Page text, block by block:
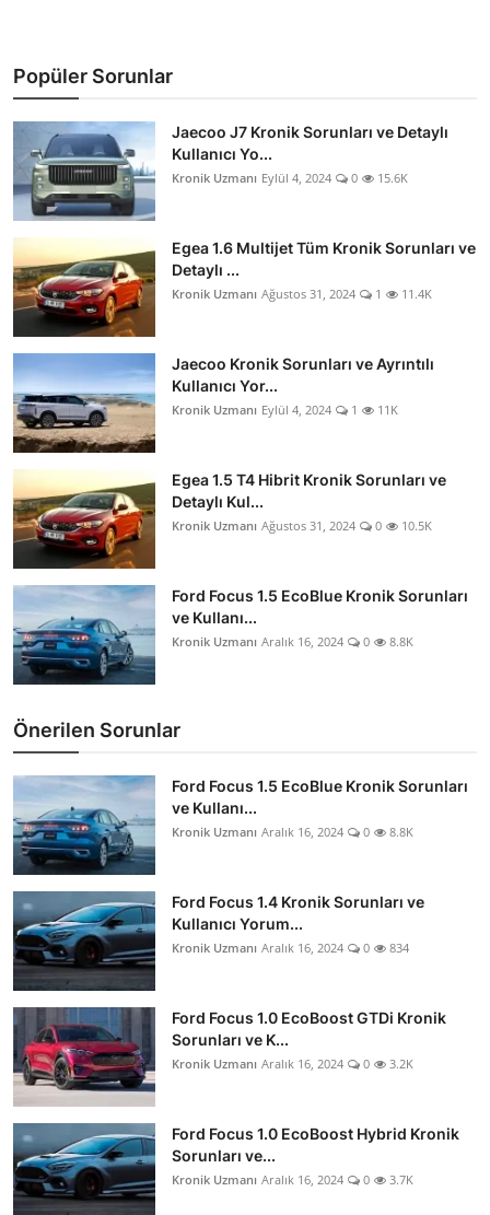
Popüler Sorunlar
Jaecoo J7 Kronik Sorunları ve Detaylı
Kullanıcı Yo...
Kronik Uzmanı Eylül 4, 2024 0 15.6K
Egea 1.6 Multijet Tüm Kronik Sorunları ve
Detaylı ...
Kronik Uzmanı Ağustos 31, 2024 1 11.4K
Jaecoo Kronik Sorunları ve Ayrıntılı
Kullanıcı Yor...
Kronik Uzmanı Eylül 4, 2024 1 11K
Egea 1.5 T4 Hibrit Kronik Sorunları ve
Detaylı Kul...
Kronik Uzmanı Ağustos 31, 2024 0 10.5K
Ford Focus 1.5 EcoBlue Kronik Sorunları
ve Kullanı...
Kronik Uzmanı Aralık 16, 2024 0 8.8K
Önerilen Sorunlar
Ford Focus 1.5 EcoBlue Kronik Sorunları
ve Kullanı...
Kronik Uzmanı Aralık 16, 2024 0 8.8K
Ford Focus 1.4 Kronik Sorunları ve
Kullanıcı Yorum...
Kronik Uzmanı Aralık 16, 2024 0 834
Ford Focus 1.0 EcoBoost GTDi Kronik
Sorunları ve K...
Kronik Uzmanı Aralık 16, 2024 0 3.2K
Ford Focus 1.0 EcoBoost Hybrid Kronik
Sorunları ve...
Kronik Uzmanı Aralık 16, 2024 0 3.7K